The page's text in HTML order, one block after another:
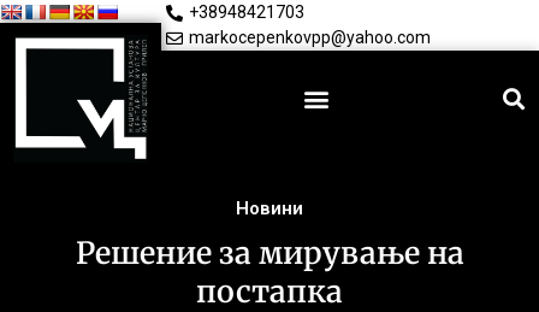
+38948421703
markocepenkovpp@yahoo.com
Новини
Решение за мирување на
постапка